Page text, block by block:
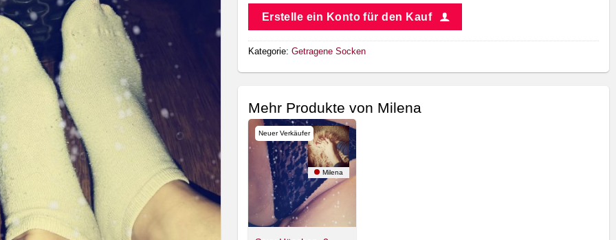
Erstelle ein Konto für den Kauf
Kategorie: Getragene Socken
Mehr Produkte von Milena
Neuer Verkäufer
Milena